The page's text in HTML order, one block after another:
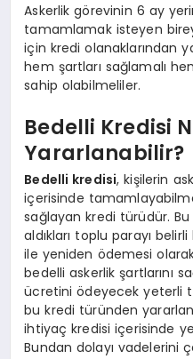
Askerlik görevinin 6 ay
tamamlamak isteyen
için kredi olanaklarından
hem şartları sağlamalı
sahip olabilmeliler.
Bedelli Kredisi
Yararlanabilir?
Bedelli kredisi, kişilerin
içerisinde
sağlayan kredi türüdür.
aldıkları toplu parayı
ile yeniden ödemesi
bedelli askerlik şartlarını
ücretini ödeyecek yeterli
bu kredi türünden
ihtiyaç kredisi içerisinde
Bundan dolayı vadelerini